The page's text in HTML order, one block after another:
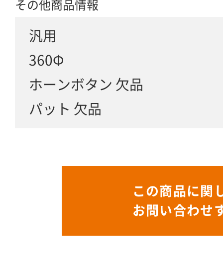
その他商品情報
汎用
360Φ
ホーンボタン 欠品
パット 欠品
この商品に関
お問い合わせ